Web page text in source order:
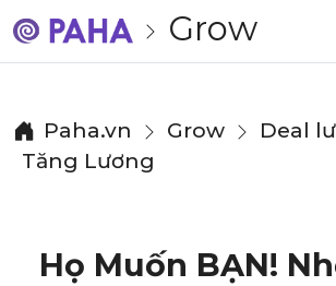
Grow
Paha.vn Grow
Deal
Tăng Lương
Họ Muốn BẠN!